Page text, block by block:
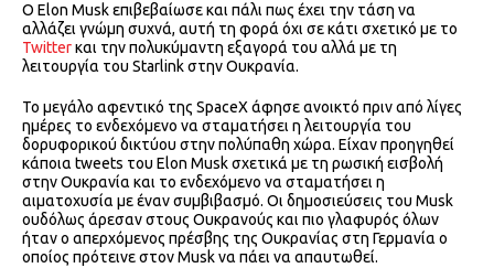
Ο Elon Musk επιβεβαίωσε και πάλι πως έχει την τάση να
αλλάζει γνώμη συχνά, αυτή τη φορά όχι σε κάτι σχετικό με το
Twitterκαι την πολυκύμαντη εξαγορά του αλλά με τη
λειτουργία του Starlink στην Ουκρανία.
Το μεγάλο αφεντικό της SpaceX άφησε ανοικτό πριν από λίγες
ημέρες το ενδεχόμενο να σταματήσει η λειτουργία του
δορυφορικού δικτύου στην πολύπαθη χώρα. Είχαν προηγηθεί
κάποια tweets του Elon Musk σχετικά με τη ρωσική εισβολή
στην Ουκρανία και το ενδεχόμενο να σταματήσει η
αιματοχυσία με έναν συμβιβασμό. Οι δημοσιεύσεις του Musk
ουδόλως άρεσαν στους Ουκρανούς και πιο γλαφυρός όλων
ήταν ο απερχόμενος πρέσβης της Ουκρανίας στη Γερμανία ο
οποίος πρότεινε στον Musk να πάει να απαυτωθεί.